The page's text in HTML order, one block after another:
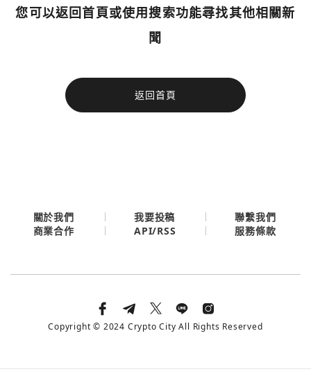
您可以返回首頁或使用搜索功能尋找其他相關新
聞
返回首頁
今日熱門
使用以下帳號繼續
您已閒置5分鐘，請點擊關閉按鈕或空白處，即可回到加密
今日熱門
關於我們 我要投稿
聯繫我們
商業合作
API/RSS 服務條款
Copyright © 2024 Crypto City All Rights Reserved